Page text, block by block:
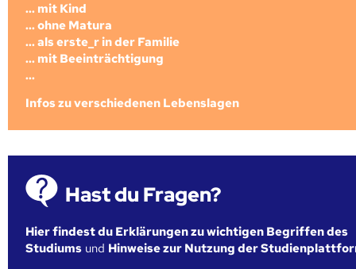
... mit Kind
... ohne Matura
... als erste_r in der Familie
... mit Beeinträchtigung
...
Infos zu verschiedenen Lebenslagen
Hast du Fragen?
Hier findest du Erklärungen zu wichtigen Begriffen des
Studiums und Hinweise zur Nutzung der